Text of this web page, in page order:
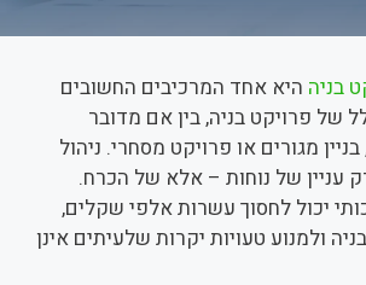
בניה היא אחד המרכיבים החשובים
של פרויקט בניה, בין אם מדובר
מגורים או פרויקט מסחרי. ניהול
עניין של נוחות – אלא של הכרח.
יכול לחסוך עשרות אלפי שקלים,
ולמנוע טעויות יקרות שלעיתים אינן